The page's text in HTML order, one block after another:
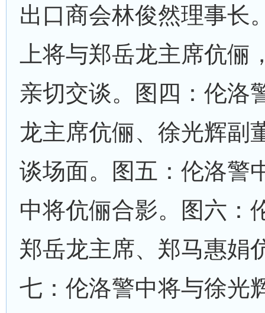
出口商会林俊然理事长
上将与郑岳龙主席伉俪
亲切交谈。图四：伦洛
龙主席伉俪、徐光辉副
谈场面。图五：伦洛警
中将伉俪合影。图六：
郑岳龙主席、郑马惠娟
七：伦洛警中将与徐光